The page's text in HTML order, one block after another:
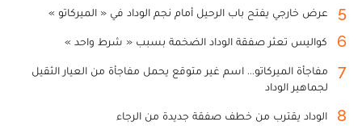
5 عرض خارجي يفتح باب الرحيل أمام نجم الوداد في « الميركاتو »
6 كواليس تعثر صفقة الوداد الضخمة بسبب « شرط واحد »
7
مفاجأة الميركاتو... اسم غير متوقع يحمل مفاجأة من العيار الثقيل
لجماهير الوداد
8 الوداد يقترب من خطف صفقة جديدة من الرجاء